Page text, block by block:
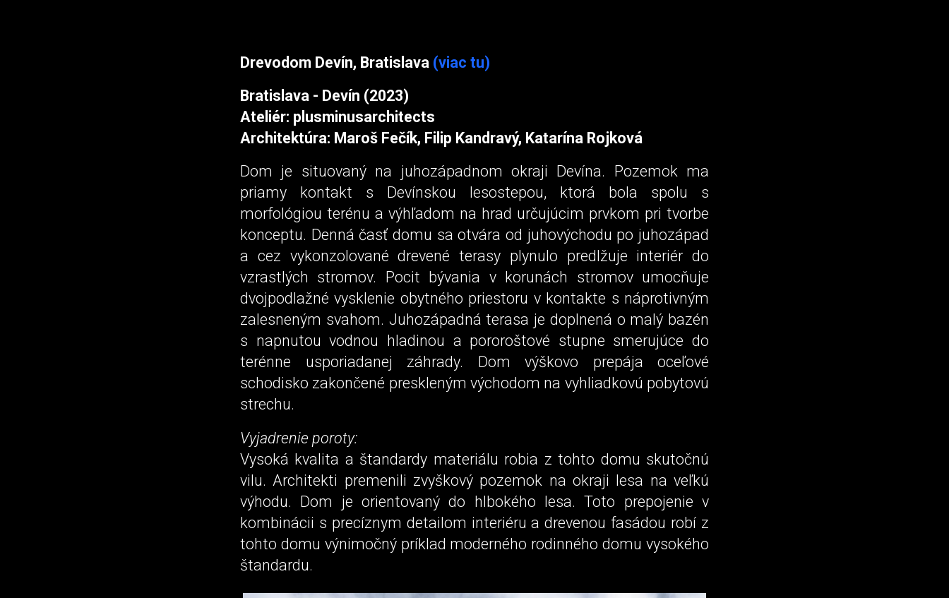
Drevodom Devín, Bratislava (viac tu)
Bratislava - Devín (2023)
Ateliér: plusminusarchitects
Architektúra: Maroš Fečík, Filip Kandravý, Katarína Rojková
Dom je situovaný na juhozápadnom okraji Devína. Pozemok ma
priamy kontakt s Devínskou lesostepou, ktorá bola spolu s
morfológiou terénu a výhľadom na hrad určujúcim prvkom pri tvorbe
konceptu. Denná časť domu sa otvára od juhovýchodu po juhozápad
a cez vykonzolované drevené terasy plynulo predlžuje interiér do
vzrastlých stromov. Pocit bývania v korunách stromov umocňuje
dvojpodlažné vysklenie obytného priestoru v kontakte s náprotivným
zalesneným svahom. Juhozápadná terasa je doplnená o malý bazén
s napnutou vodnou hladinou a pororoštové stupne smerujúce do
terénne usporiadanej záhrady. Dom výškovo prepája oceľové
schodisko zakončené preskleným východom na vyhliadkovú pobytovú
strechu.
Vyjadrenie poroty:
Vysoká kvalita a štandardy materiálu robia z tohto domu skutočnú
vilu. Architekti premenili zvyškový pozemok na okraji lesa na veľkú
výhodu. Dom je orientovaný do hlbokého lesa. Toto prepojenie v
kombinácii s precíznym detailom interiéru a drevenou fasádou robí z
tohto domu výnimočný príklad moderného rodinného domu vysokého
štandardu.